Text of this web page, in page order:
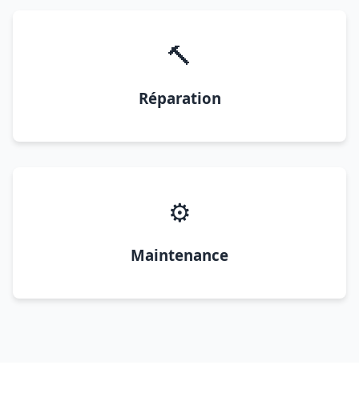
🔨
Réparation
⚙️
Maintenance